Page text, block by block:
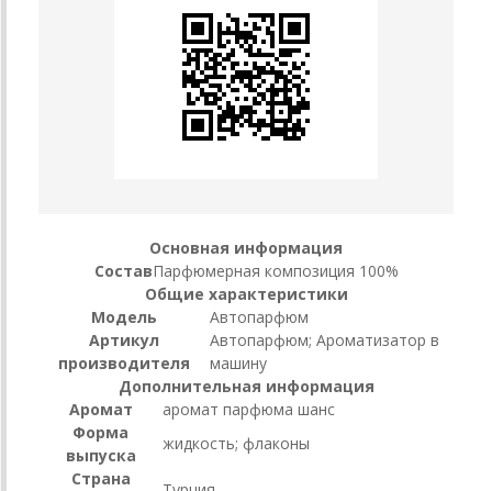
Основная информация
СоставПарфюмерная композиция 100%
Общие характеристики
Модель
Автопарфюм
Артикул
производителя
Автопарфюм; Ароматизатор в
машину
Дополнительная информация
Аромат
аромат парфюма шанс
Форма
выпуска
жидкость; флаконы
Страна